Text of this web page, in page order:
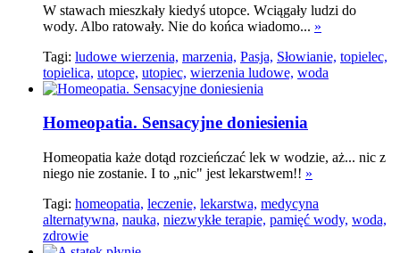
W stawach mieszkały kiedyś utopce. Wciągały ludzi do
wody. Albo ratowały. Nie do końca wiadomo... »
Tagi: ludowe wierzenia, marzenia, Pasja, Słowianie, topielec,
topielica, utopce, utopiec, wierzenia ludowe, woda
Homeopatia. Sensacyjne doniesienia
Homeopatia każe dotąd rozcieńczać lek w wodzie, aż... nic z
niego nie zostanie. I to „nic" jest lekarstwem!! »
Tagi: homeopatia, leczenie, lekarstwa, medycyna
alternatywna, nauka, niezwykłe terapie, pamięć wody, woda,
zdrowie